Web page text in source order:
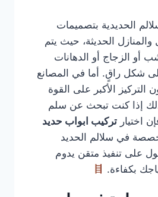
الحديدية بتصميمات
الحديثة، حيث يتم
أو الزجاج أو الدهانات
شكل راقٍ. أما في المصانع
التركيز الأكبر على القوة
إذا كنت تبحث عن سلم
اختيار تركيب ابواب حديد
في سلالم الحديد
على تنفيذ متقن يدوم
بكفاءة.